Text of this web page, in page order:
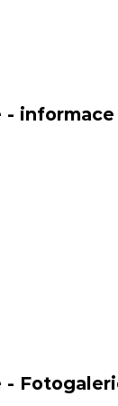
- informace
-